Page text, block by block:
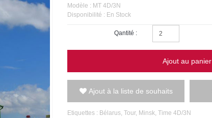
Modèle : MT 4D/3N
Disponibilité : En Stock
Qantité :
Ajout au panier
Ajout à la liste de souhaits
Etiquettes : Bélarus, Tour, Minsk, Time 4D/3N